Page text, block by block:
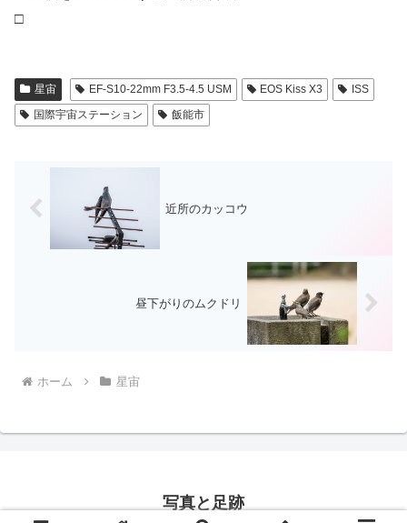
□
星宙 EF-S10-22mm F3.5-4.5 USM EOS Kiss X3
ISS
国際宇宙ステーション
飯能市
近所のカッコウ
昼下がりのムクドリ
ホーム 星宙
写真と足跡